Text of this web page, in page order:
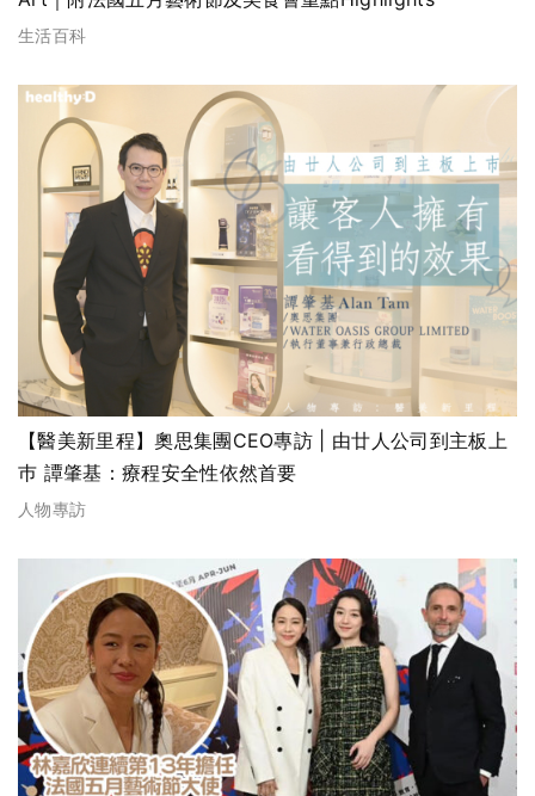
生活百科
【醫美新里程】奧思集團CEO專訪 | 由廿人公司到主板上
巿 譚肇基：療程安全性依然首要
人物專訪